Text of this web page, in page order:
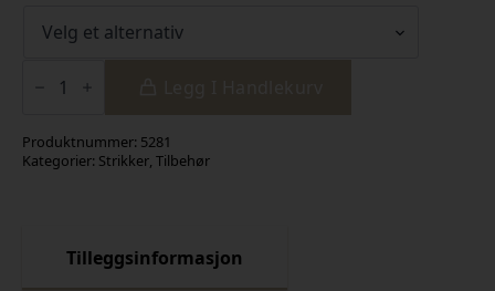
Velvet
Produktnummer: 5281
Kategorier: Strikker, Tilbehør
Tilleggsinformasjon